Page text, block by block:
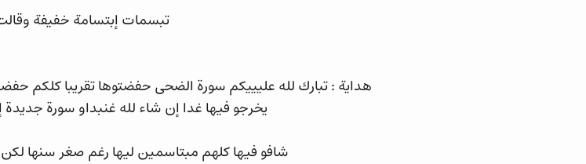
تبسمات إبتسامة خفيفة
هداية : تبارك لله عليييكم سورة الضحى حفضتوها تقريبا كلكم
يخرجو فيها غدا إن شاء لله غنبداو سورة
شافو فيها كلهم مبتاسمين ليها رغم صغر سنها